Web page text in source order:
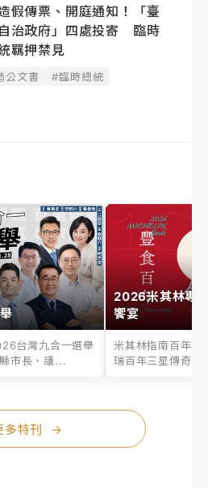
假傳票、開庭通知！「臺
治政府」四處投寄 臨時
羈押禁見
公文書 #臨時總統
台灣九合一選舉
市長、議...
2026米其林專
饗宴
米其林指南百年之
瑞百年三星傳奇、
多特刊 →